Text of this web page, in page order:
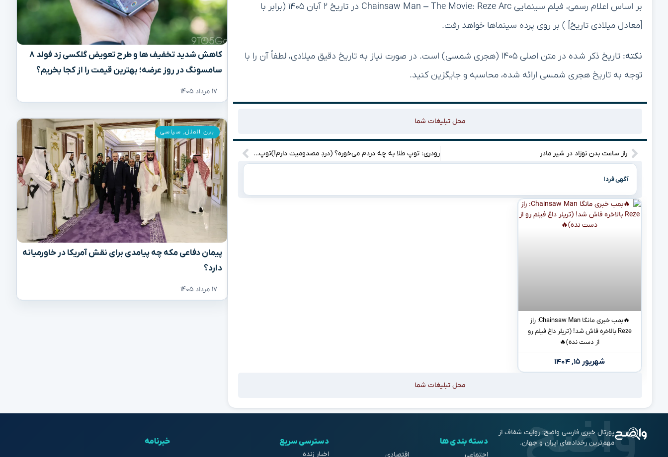
کاهش شدید تخفیف‌ ها و طرح تعویض گلکسی زد فولد ۸
سامسونگ در روز عرضه؛ بهترین قیمت را از کجا بخریم؟
۱۷ مرداد ۱۴۰۵
پیمان دفاعی مکه چه پیامدی برای نقش آمریکا در خاورمیانه
دارد؟
۱۷ مرداد ۱۴۰۵
بین الملل, سیاسی
بر اساس اعلام رسمی، فیلم سینمایی Chainsaw Man – The Movie: Reze Arc در تاریخ ۲ آبان ۱۴۰۵ (برابر با
[معادل میلادی تاریخ] ) بر روی پرده سینماها خواهد رفت.
نکته:
تاریخ ذکر شده در متن اصلی ۱۴۰۵ (هجری شمسی) است. در صورت نیاز به تاریخ دقیق میلادی، لطفاً آن را با
توجه به تاریخ هجری شمسی ارائه شده، محاسبه و جایگزین کنید.
محل تبلیغات شما
راز ساعت بدن نوزاد در شیر مادر رودری: توپ طلا به چه دردم می‌خوره؟ (دردِ مصدومیت دارم!)توپ طلا پیشکش
آگهی فردا
🔥بمب خبری مانگا Chainsaw Man: راز
Reze بالاخره فاش شد! (تریلر داغ فیلم رو
از دست نده)🔥
شهریور ۱۵, ۱۴۰۴
محل تبلیغات شما
پورتال خبری فارسی واضح؛ روایت شفاف از
مهم‌ترین رخدادهای ایران و جهان.
دسته بندی ها
اجتماعی اقتصادی
دسترسی سریع
اخبار زنده
خبرنامه